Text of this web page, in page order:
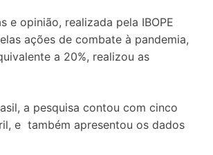
e opinião, realizada pela IBOPE
ações de combate à pandemia,
a 20%, realizou as
a pesquisa contou com cinco
e também apresentou os dados